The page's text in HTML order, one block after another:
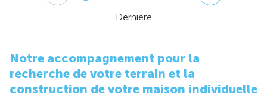
Dernière
Notre accompagnement pour la
recherche de votre terrain et la
construction de votre maison individuelle